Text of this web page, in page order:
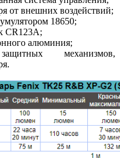
от внешних воздействий;
18650;
CR123A;
алюминия;
механизмов,